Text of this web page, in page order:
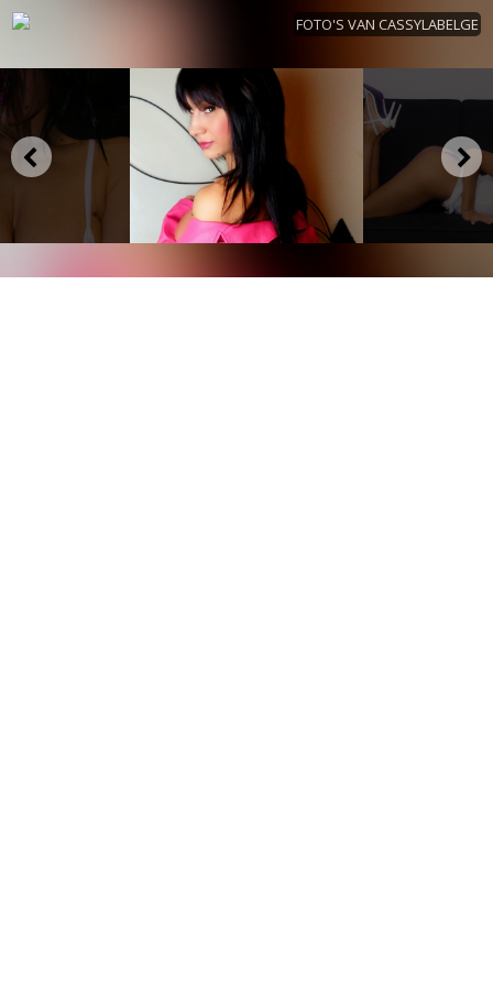
FOTO'S VAN CASSYLABELGE